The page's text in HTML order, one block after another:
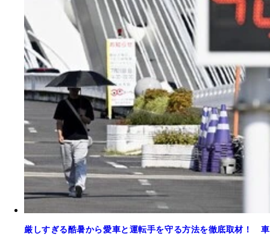
厳しすぎる酷暑から愛車と運転手を守る方法を徹底取材！ 車